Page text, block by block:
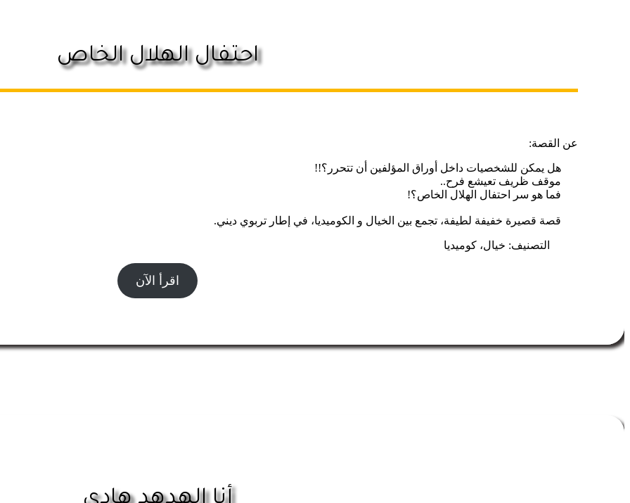
احتفال الهلال الخاص
عن القصة:
هل يمكن للشخصيات داخل أوراق المؤلفين أن تتحرر؟!!
موقف ظريف تعيشع فرح..
فما هو سر احتفال الهلال الخاص؟!
قصة قصيرة خفيفة لطيفة، تجمع بين الخيال و الكوميديا، في إطار تربوي ديني.
التصنيف: خيال، كوميديا
اقرأ الآن